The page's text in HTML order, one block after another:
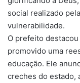
social realizado
vulnerabilidade.
O prefeito
promovido uma
educação. Ele
creches do estado,